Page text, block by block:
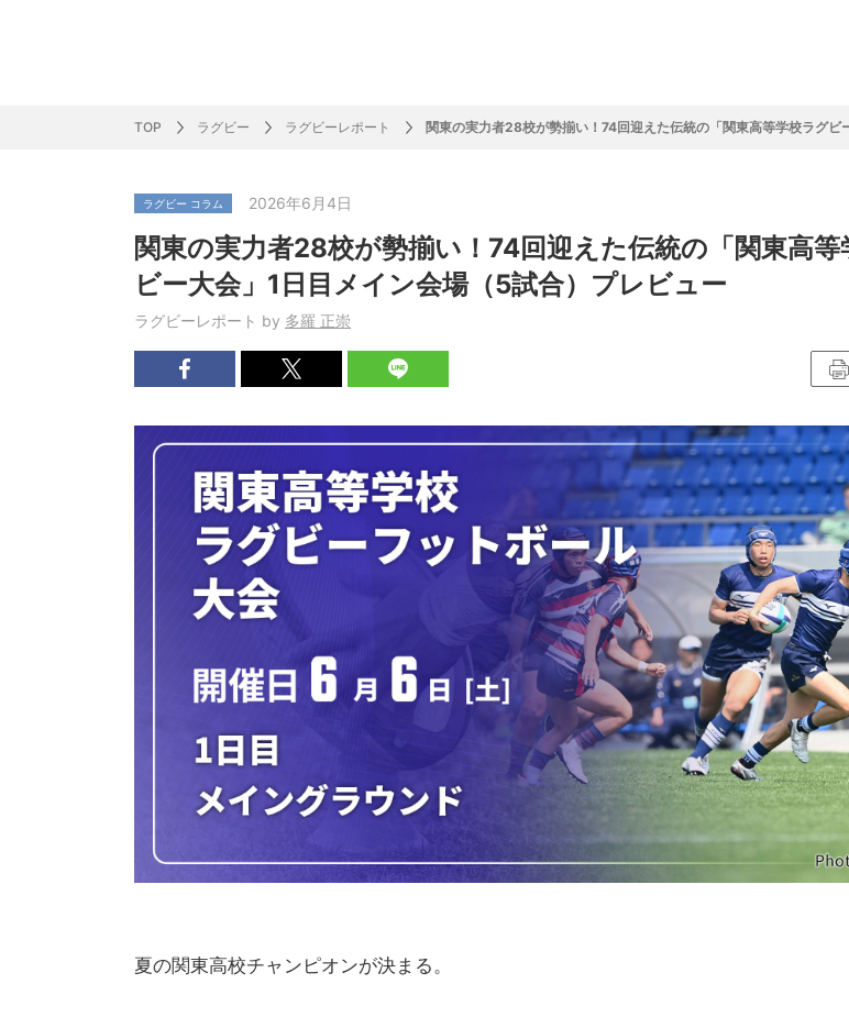
ピックアップ
ウィンタースポーツコラム クライミング
困難突破トーク スポーツレポート
柔×コラム
てきた！2017-2018ウインタースポーツ編
バドミントン
バドミントン代表だより
スキー
SKI GRAPHIC present’sアルペンスキーコラ
ブラボー！！モーグル 鳥人たちの賛
フィギュアスケート
町田樹のスポーツアカデミア フィギュアスケートレポート 小塚崇彦のフ
フィギュアスケートーーク スケオタデイズ J SPORTS出張所
バスケットボール
バスケットボールコラム バスケットボールレポート ウインターカ
バレーボール
バレーボールコラム まるっとアンサ
モータースポーツ
モータースポーツコラム F1コラム
Mr.フクイのものしり長者 de WRC ! 裏しま物語
サイクルロードレース
サイクルロードレースレポート ツール・ド・
ツールに恋して～珠玉のストーリー21選～ しゅ～くり～むら
サッカー&フットサル
粕谷秀樹のOWN GOAL，FINE GOAL 粕谷秀樹の
元川悦子コラム プレミアリーグコラム
ラグビー
村上晃一ラグビーコラム 楕円球のある光
be rugby ～ラグビーであれ～ ラグビーニュース
野球
MLBを観に行
MLB nation 日本人先発投手プレビュー
TOP ラグビー ラグビーレポート 関東の実力者28校が勢揃い！74回迎えた伝統の「関東高等学校ラグ
ラグビー コラム 2026年6月4日
関東の実力者28校が勢揃い！74回迎えた伝統の「関東高等
ビー大会」1日目メイン会場（5試合）プレビュー
ラグビーレポート by 多羅 正崇
夏の関東高校チャンピオンが決まる。